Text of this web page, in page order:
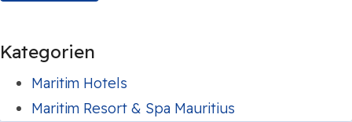
Kategorien
Maritim Hotels
Maritim Resort & Spa Mauritius